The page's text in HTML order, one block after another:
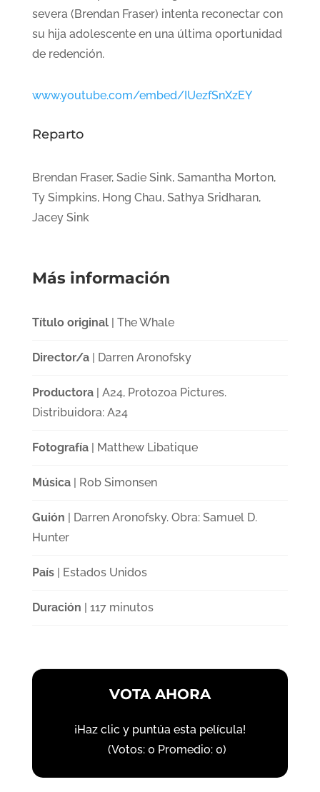
severa (Brendan Fraser) intenta reconectar con
su hija adolescente en una última oportunidad
de redención.
www.youtube.com/embed/IUezfSnXzEY
Reparto
Brendan Fraser, Sadie Sink, Samantha Morton,
Ty Simpkins, Hong Chau, Sathya Sridharan,
Jacey Sink
Más información
Título original| The Whale
Director/a| Darren Aronofsky
Productora| A24, Protozoa Pictures.
Distribuidora: A24
Fotografía| Matthew Libatique
Música| Rob Simonsen
Guión | Darren Aronofsky. Obra: Samuel D.
Hunter
País| Estados Unidos
Duración | 117 minutos
VOTA AHORA
¡Haz clic y puntúa esta película!
(Votos: 0 Promedio: 0)